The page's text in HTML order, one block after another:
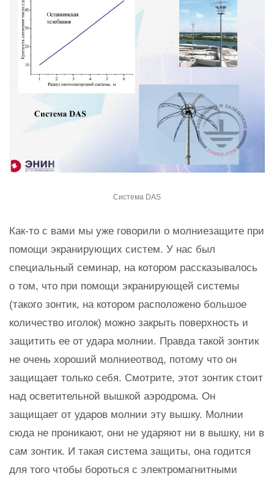
Система DAS
Как-то с вами мы уже говорили о молниезащите при
помощи экранирующих систем. У нас был
специальный семинар, на котором рассказывалось
о том, что при помощи экранирующей системы
(такого зонтик, на котором расположено большое
количество иголок) можно закрыть поверхность и
защитить ее от удара молнии. Правда такой зонтик
не очень хороший молниеотвод, потому что он
защищает только себя. Смотрите, этот зонтик стоит
над осветительной вышкой аэродрома. Он
защищает от ударов молнии эту вышку. Молнии
сюда не проникают, они не ударяют ни в вышку, ни в
сам зонтик. И такая система защиты, она годится
для того чтобы бороться с электромагнитными